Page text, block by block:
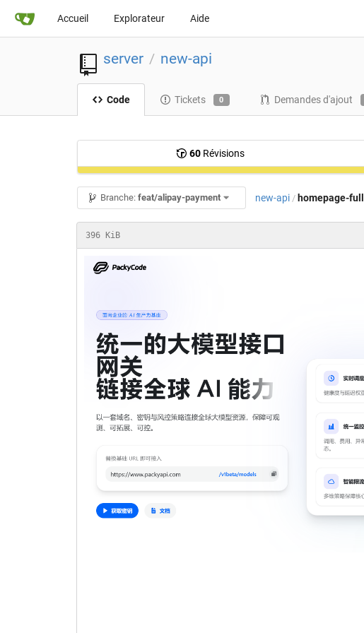
Accueil Explorateur Aide
server / new-api
Code Tickets 0 Demandes d'ajout
60Révisions
Branche:feat/alipay-payment new-api / homepage-full
396 KiB